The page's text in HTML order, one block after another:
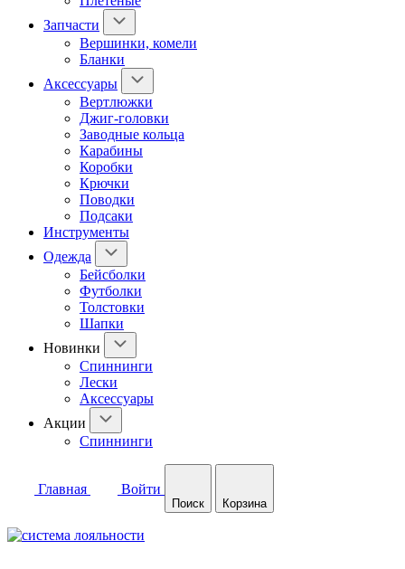
Запчасти
Вершинки, комели
Бланки
Аксессуары
Вертлюжки
Джиг-головки
Заводные кольца
Карабины
Коробки
Крючки
Поводки
Подсаки
Инструменты
Одежда
Бейсболки
Футболки
Толстовки
Шапки
Новинки
Спиннинги
Лески
Аксессуары
Акции
Спиннинги
Главная Войти
Поиск Корзина